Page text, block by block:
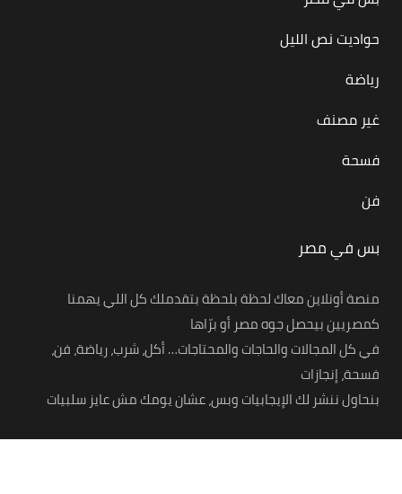
حواديت نص الليل
رياضة
غير مصنف
فسحة
فن
بس في مصر
منصة أونلاين معاك لحظة بلحظة بتقدملك كل اللي يهمنا
كمصريين بيحصل جوه مصر أو برّاها
في كل المجالات والحاجات والمحتاجات… أكل، شرب، رياضة، فن،
فسحة، إنجازات
بنحاول ننشر لك الإيجابيات وبس، عشان يومك مش عايز سلبيات